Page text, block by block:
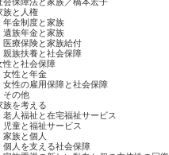
と人権
制度と家族
年金と家族
険と家族給付
養と社会保障
社会保障
と年金
雇用保障と社会保障
他
考える
祉と在宅福祉サービス
福祉サービス
と個人
支える社会保障